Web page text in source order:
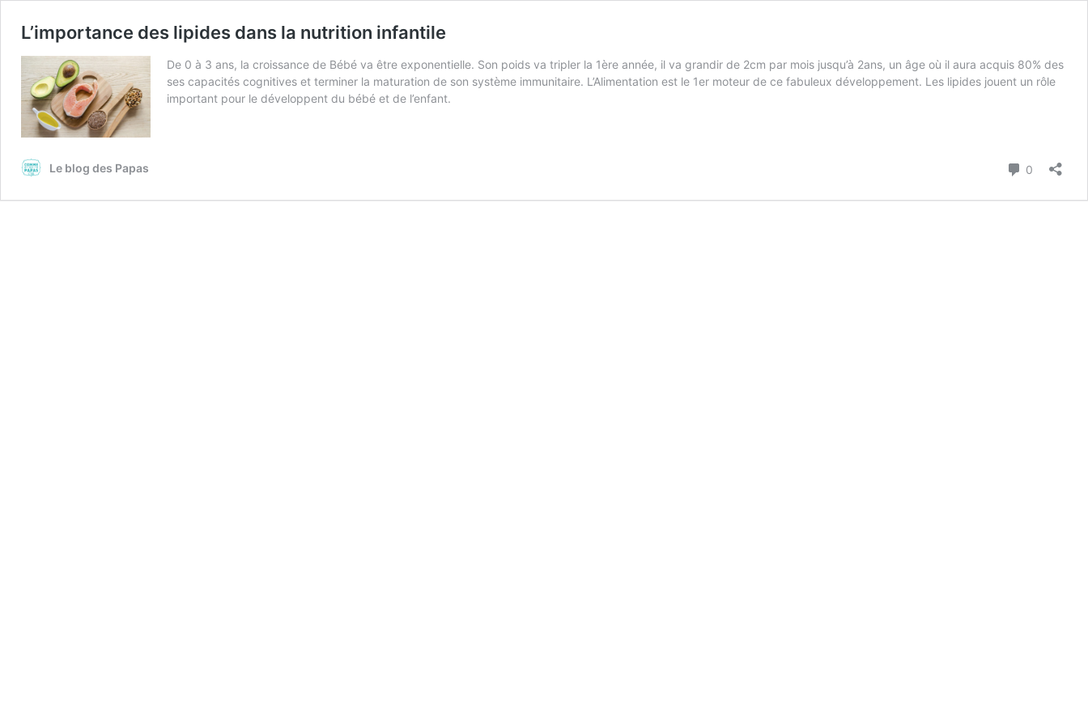
L’importance des lipides dans la nutrition infantile
De 0 à 3 ans, la croissance de Bébé va être exponentielle. Son poids va tripler la 1ère année, il va grandir de 2cm par mois jusqu’à 2ans, un âge où il aura acquis 80% des
ses capacités cognitives et terminer la maturation de son système immunitaire. L’Alimentation est le 1er moteur de ce fabuleux développement. Les lipides jouent un rôle
important pour le développent du bébé et de l’enfant.
Le blog des Papas 0